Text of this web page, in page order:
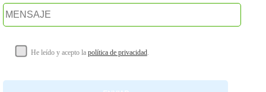
He leído y acepto la política de privacidad.